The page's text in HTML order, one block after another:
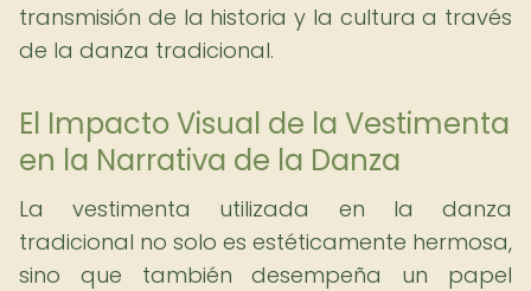
transmisión de la historia y la cultura a través
de la danza tradicional.
El Impacto Visual de la Vestimenta
en la Narrativa de la Danza
La vestimenta utilizada en la danza
tradicional no solo es estéticamente hermosa,
sino que también desempeña un papel